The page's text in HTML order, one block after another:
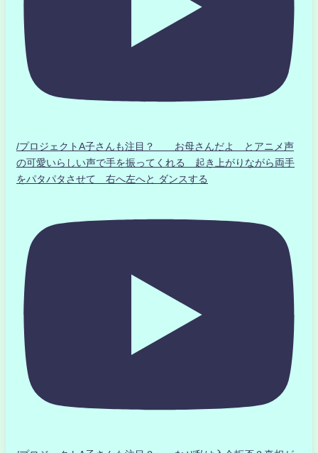
/プロジェクトA子さんも注目？ お母さんだよ とアニメ声
の可愛いらしい声で手を振ってくれる 起き上がりながら両手
をパタパタさせて 右へ左へと ダンスする